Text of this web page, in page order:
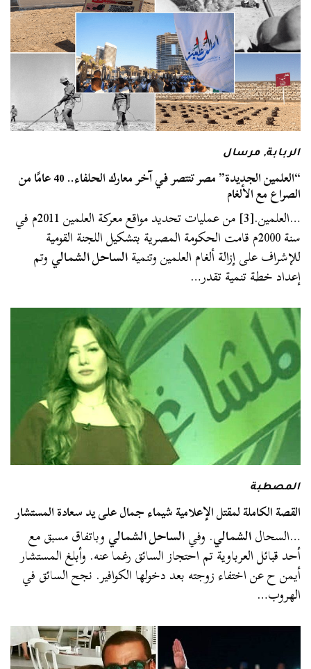
الربابة,مرسال
“العلمين الجديدة” مصر تنتصر في آخر معارك الحلفاء.. 40 عامًا من
الصراع مع الألغام
…العلمين.[3] من عمليات تحديد مواقع معركة العلمين 2011م في
سنة 2000م قامت الحكومة المصرية بتشكيل اللجنة القومية
للإشراف على إزالة ألغام العلمين وتنميةالساحل الشماليوتم
إعداد خطة تنمية تقدر…
المصطبة
القصة الكاملة لمقتل الإعلامية شيماء جمال على يد سعادة المستشار
…السحالالشمالي. وفيالساحل الشماليوباتفاق مسبق مع
أحد قبائل العرباوية تم احتجاز السائق رغما عنه. وأبلغ المستشار
أيمن ح عن اختفاء زوجته بعد دخولها الكوافير. نجح السائق في
الهروب…